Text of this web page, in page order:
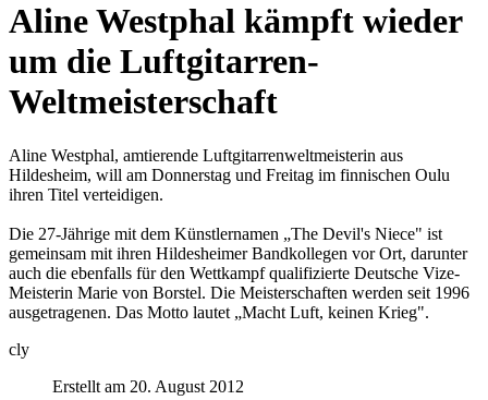
Aline Westphal kämpft wieder
um die Luftgitarren-
Weltmeisterschaft
Aline Westphal, amtierende Luftgitarrenweltmeisterin aus
Hildesheim, will am Donnerstag und Freitag im finnischen Oulu
ihren Titel verteidigen.
Die 27-Jährige mit dem Künstlernamen „The Devil's Niece" ist
gemeinsam mit ihren Hildesheimer Bandkollegen vor Ort, darunter
auch die ebenfalls für den Wettkampf qualifizierte Deutsche Vize-
Meisterin Marie von Borstel. Die Meisterschaften werden seit 1996
ausgetragenen. Das Motto lautet „Macht Luft, keinen Krieg".
cly
Erstellt am 20. August 2012